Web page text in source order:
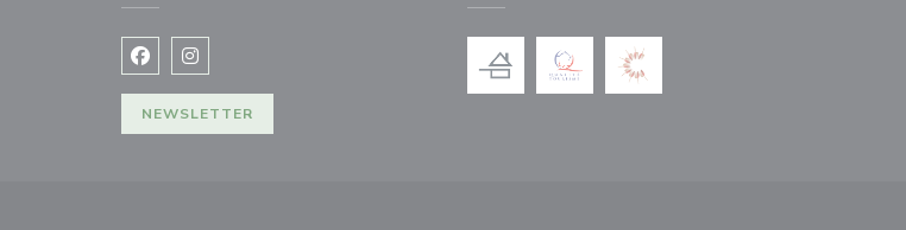
Facebook ((ouvre une nouvelle fenêtre))
Instagram ((ouvre une nouvelle fenêtre))
NEWSLETTER